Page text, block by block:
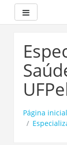
principal
Página inicial